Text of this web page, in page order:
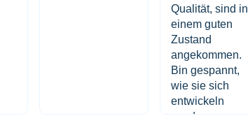
Qualität, sind in
einem guten
Zustand
angekommen.
Bin gespannt,
wie sie sich
entwickeln
werden.